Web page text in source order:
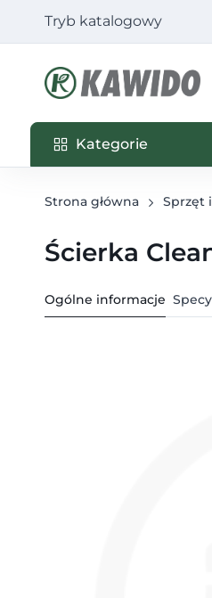
Tryb katalogowy
Kategorie
Kategorie
Strona główna Sprzęt
Ścierka
Ogólne informacje